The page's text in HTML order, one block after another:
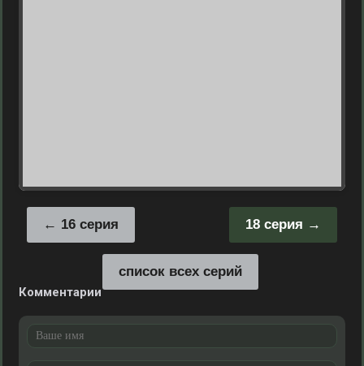
18 серия
16 серия
список всех серий
Комментарии